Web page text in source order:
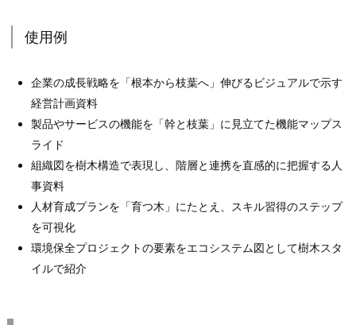
使用例
企業の成長戦略を「根本から枝葉へ」伸びるビジュアルで示す
経営計画資料
製品やサービスの機能を「幹と枝葉」に見立てた機能マップス
ライド
組織図を樹木構造で表現し、階層と連携を直感的に把握する人
事資料
人材育成プランを「育つ木」にたとえ、スキル習得のステップ
を可視化
環境保全プロジェクトの要素をエコシステム図として樹木スタ
イルで紹介